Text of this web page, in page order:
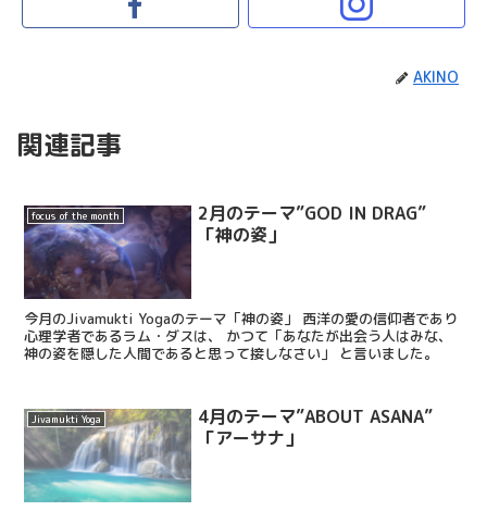
AKINO
関連記事
focus of the month
2月のテーマ”GOD IN DRAG”
「神の姿」
今月のJivamukti Yogaのテーマ「神の姿」 西洋の愛の信仰者であり
心理学者であるラム・ダスは、 かつて「あなたが出会う人はみな、
神の姿を隠した人間であると思って接しなさい」 と言いました。
Jivamukti Yoga
4月のテーマ”ABOUT ASANA”
「アーサナ」